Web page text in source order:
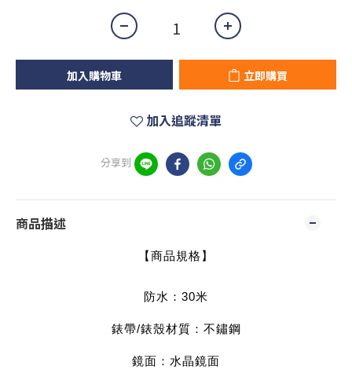
加入購物車 立即購買
加入追蹤清單
分享到
商品描述
【商品規格】
防水：30米
錶帶/錶殼材質：不鏽鋼
鏡面：水晶鏡面